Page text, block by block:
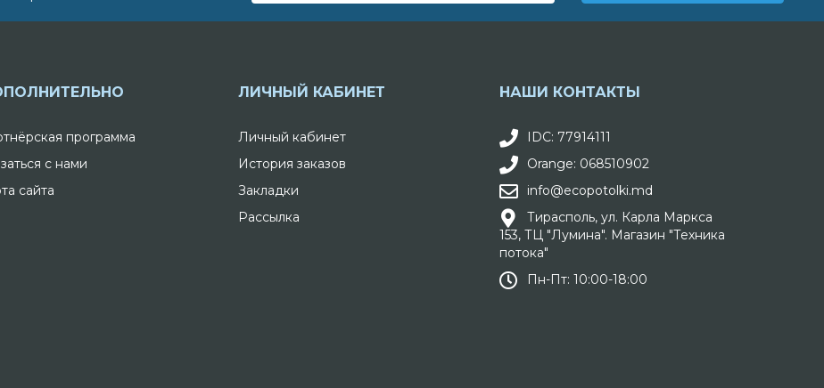
программа
с нами
сайта
ЛИЧНЫЙ КАБИНЕТ
Личный кабинет
История заказов
Закладки
Рассылка
НАШИ КОНТАКТЫ
IDC: 77914111
Orange: 068510902
info@ecopotolki.md
Тирасполь, ул. Карла Маркса
153, ТЦ "Лумина". Магазин "Техника
потока"
Пн-Пт: 10:00-18:00